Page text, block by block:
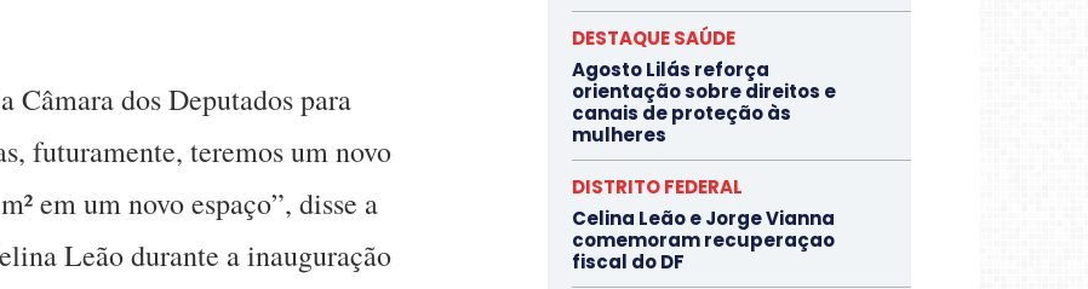
Câmara dos Deputados para
futuramente, teremos um novo
em um novo espaço”, disse a
Leão durante a inauguração
DESTAQUE SAÚDE
Agosto Lilás reforça
orientação sobre direitos e
canais de proteção às
mulheres
DISTRITO FEDERAL
Celina Leão e Jorge Vianna
comemoram recuperaçao
fiscal do DF